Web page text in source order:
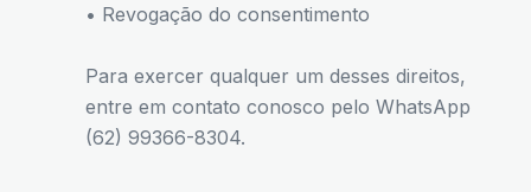
• Revogação do consentimento
Para exercer qualquer um desses direitos,
entre em contato conosco pelo WhatsApp
(62) 99366-8304.